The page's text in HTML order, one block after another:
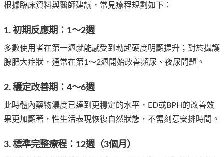
根據臨床資料與醫師建議，常見療程規劃如下：
1. 初期反應期：1～2週
多數使用者在第一週就能感受到勃起硬度明顯提升；對於攝護
腺肥大症狀，通常在第1～2週開始改善頻尿、夜尿問題。
2. 穩定改善期：4～6週
此時體內藥物濃度已達到更穩定的水平，ED或BPH的改善效
果更加顯著，性生活表現恢復自然狀態，不需刻意安排時間。
3. 標準完整療程：12週（3個月）